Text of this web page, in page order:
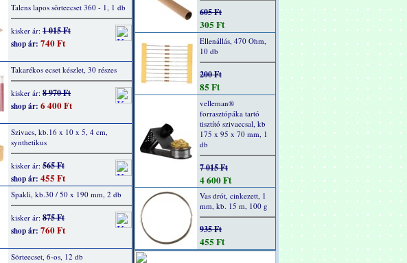
Talens lapos sörteecset 360 - 1, 1 db
kisker ár: 1 015 Ft
shop ár: 740 Ft
Takarékos ecset készlet, 30 részes
kisker ár: 8 970 Ft
shop ár: 6 400 Ft
Szivacs, kb.16 x 10 x 5, 4 cm,
synthetikus
kisker ár: 565 Ft
shop ár: 455 Ft
Spakli, kb.30 / 50 x 190 mm, 2 db
kisker ár: 875 Ft
shop ár: 760 Ft
Sörteecset, 6-os, 12 db
605 Ft
305 Ft
Ellenállás, 470 Ohm,
10 db
200 Ft
85 Ft
velleman®
forrasztópáka tartó
tisztító szivaccsal, kb
175 x 95 x 70 mm, 1
db
7 015 Ft
4 600 Ft
Vas drót, cinkezett, 1
mm, kb. 15 m, 100 g
935 Ft
455 Ft